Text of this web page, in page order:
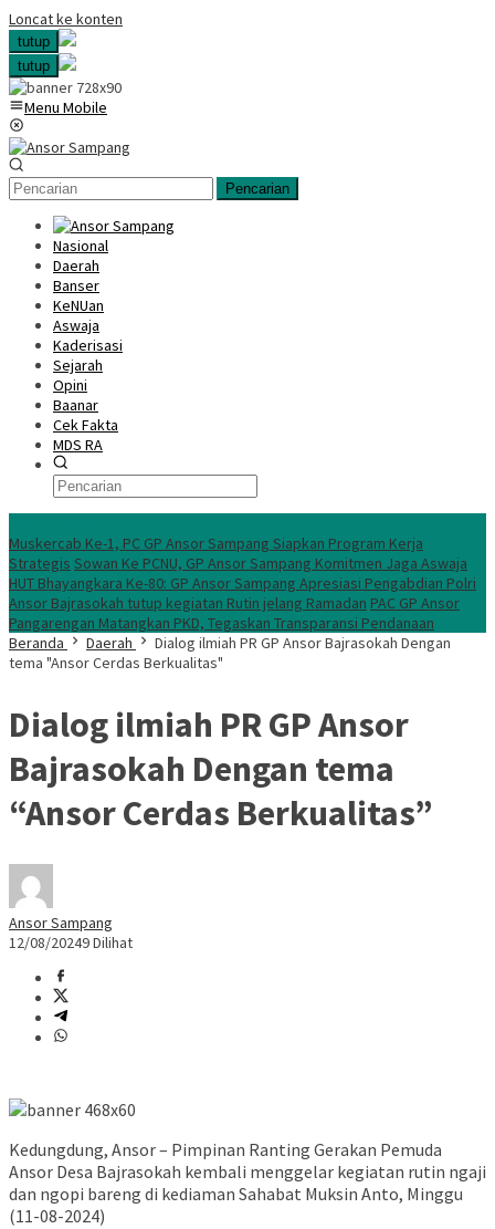
Loncat ke konten
tutup
tutup
Menu Mobile
Pencarian
Nasional
Daerah
Banser
KeNUan
Aswaja
Kaderisasi
Sejarah
Opini
Baanar
Cek Fakta
MDS RA
Muskercab Ke-1, PC GP Ansor Sampang Siapkan Program Kerja
Strategis Sowan Ke PCNU, GP Ansor Sampang Komitmen Jaga Aswaja
HUT Bhayangkara Ke-80: GP Ansor Sampang Apresiasi Pengabdian Polri
Ansor Bajrasokah tutup kegiatan Rutin jelang Ramadan PAC GP Ansor
Pangarengan Matangkan PKD, Tegaskan Transparansi Pendanaan
Beranda
Daerah
Dialog ilmiah PR GP Ansor Bajrasokah Dengan
tema "Ansor Cerdas Berkualitas"
Dialog ilmiah PR GP Ansor
Bajrasokah Dengan tema
“Ansor Cerdas Berkualitas”
Ansor Sampang
12/08/20249 Dilihat
Kedungdung, Ansor – Pimpinan Ranting Gerakan Pemuda
Ansor Desa Bajrasokah kembali menggelar kegiatan rutin ngaji
dan ngopi bareng di kediaman Sahabat Muksin Anto, Minggu
(11-08-2024)